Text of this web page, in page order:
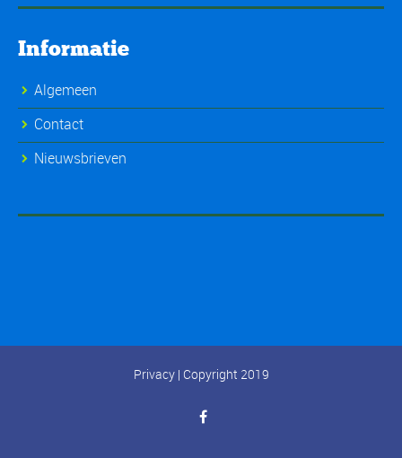
Informatie
Algemeen
Contact
Nieuwsbrieven
Privacy| Copyright 2019